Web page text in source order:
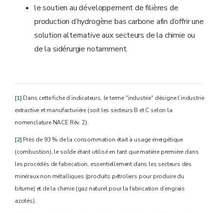
le soutien au développement de filières de
production d’hydrogène bas carbone afin d’offrir une
solution alternative aux secteurs de la chimie ou
de la sidérurgie notamment.
[1] Dans cette fiche d’indicateurs, le terme "industrie" désigne l’industrie
extractive et manufacturière (soit les secteurs B et C selon la
nomenclature NACE Rév. 2).
[2] Près de 93 % de la consommation était à usage énergétique
(combustion), le solde étant utilisé en tant que matière première dans
les procédés de fabrication, essentiellement dans les secteurs des
minéraux non métalliques (produits pétroliers pour produire du
bitume) et de la chimie (gaz naturel pour la fabrication d’engrais
azotés).